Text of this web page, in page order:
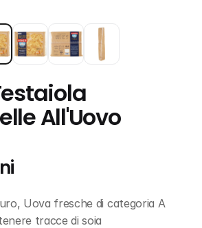
All'Uovo
Uova fresche di categoria A
tracce di soia